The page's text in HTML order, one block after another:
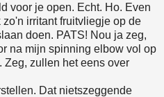
voor je open. Echt. Ho. Even
irritant fruitvliegje op de
doen. PATS! Nou ja zeg,
na mijn spinning elbow vol op
Zeg, zullen het eens over
Dat nietszeggende